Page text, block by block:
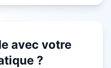
avec votre
?